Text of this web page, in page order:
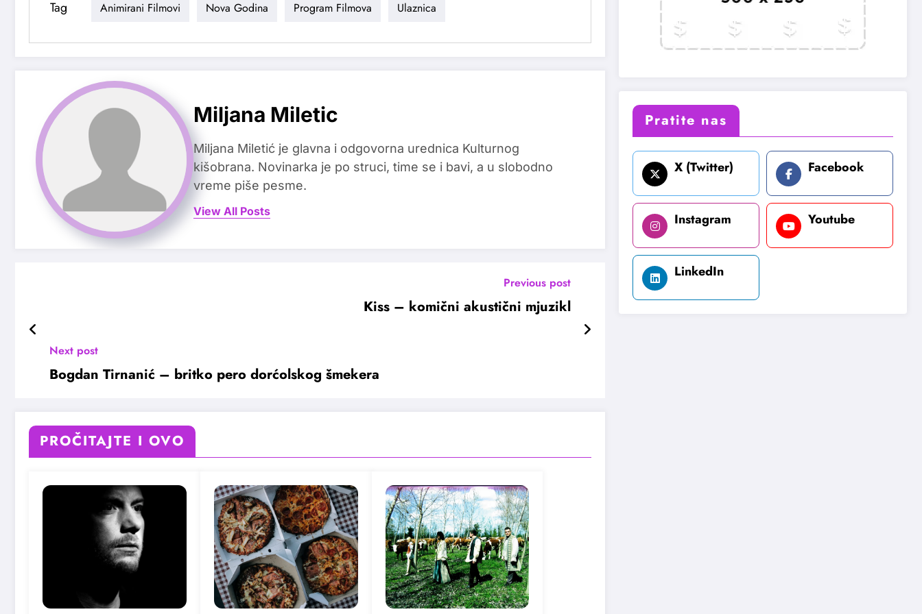
Tag Animirani Filmovi Nova Godina Program Filmova Ulaznica
Miljana Miletic
Miljana Miletić je glavna i odgovorna urednica Kulturnog
kišobrana. Novinarka je po struci, time se i bavi, a u slobodno
vreme piše pesme.
View All Posts
Previous post
Kiss – komični akustični mjuzikl
Next post
Bogdan Tirnanić – britko pero dorćolskog šmekera
PROČITAJTE I OVO
Pratite nas
X (Twitter) Facebook
Instagram Youtube
LinkedIn